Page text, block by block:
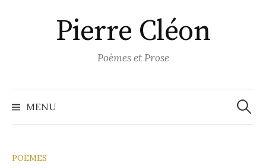
Pierre Cléon
Poèmes et Prose
MENU
POÈMES